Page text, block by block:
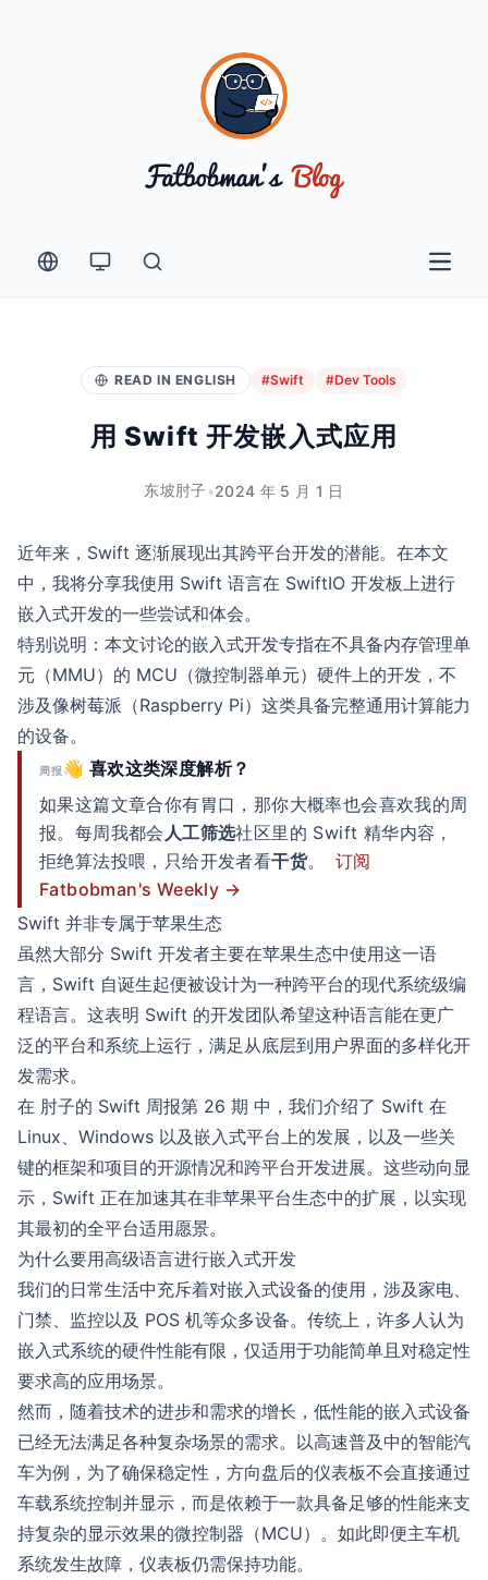
Open
READ IN ENGLISH #Swift #Dev Tools
用 Swift 开发嵌入式应用
东坡肘子 •2024 年 5 月 1 日
近年来，Swift 逐渐展现出其跨平台开发的潜能。在本文
中，我将分享我使用 Swift 语言在 SwiftIO 开发板上进行
嵌入式开发的一些尝试和体会。
特别说明：本文讨论的嵌入式开发专指在不具备内存管理单
元（MMU）的 MCU（微控制器单元）硬件上的开发，不
涉及像树莓派（Raspberry Pi）这类具备完整通用计算能力
的设备。
周报👋 喜欢这类深度解析？
如果这篇文章合你有胃口，那你大概率也会喜欢我的周
报。每周我都会 人工筛选社区里的 Swift 精华内容，
拒绝算法投喂，只给开发者看干货。
订阅
Fatbobman's Weekly →
Swift 并非专属于苹果生态
虽然大部分 Swift 开发者主要在苹果生态中使用这一语
言，Swift 自诞生起便被设计为一种跨平台的现代系统级编
程语言。这表明 Swift 的开发团队希望这种语言能在更广
泛的平台和系统上运行，满足从底层到用户界面的多样化开
发需求。
在 肘子的 Swift 周报第 26 期 中，我们介绍了 Swift 在
Linux、Windows 以及嵌入式平台上的发展，以及一些关
键的框架和项目的开源情况和跨平台开发进展。这些动向显
示，Swift 正在加速其在非苹果平台生态中的扩展，以实现
其最初的全平台适用愿景。
为什么要用高级语言进行嵌入式开发
我们的日常生活中充斥着对嵌入式设备的使用，涉及家电、
门禁、监控以及 POS 机等众多设备。传统上，许多人认为
嵌入式系统的硬件性能有限，仅适用于功能简单且对稳定性
要求高的应用场景。
然而，随着技术的进步和需求的增长，低性能的嵌入式设备
已经无法满足各种复杂场景的需求。以高速普及中的智能汽
车为例，为了确保稳定性，方向盘后的仪表板不会直接通过
车载系统控制并显示，而是依赖于一款具备足够的性能来支
持复杂的显示效果的微控制器（MCU）。如此即便主车机
系统发生故障，仪表板仍需保持功能。